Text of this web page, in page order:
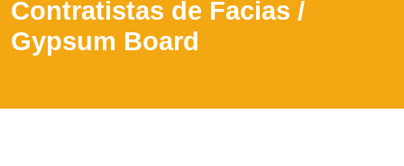
Contratistas de Facias /
Gypsum Board